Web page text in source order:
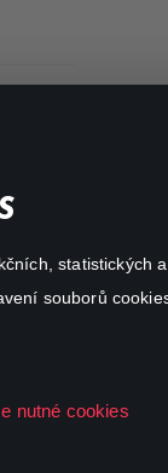
souborů
nutné cookies